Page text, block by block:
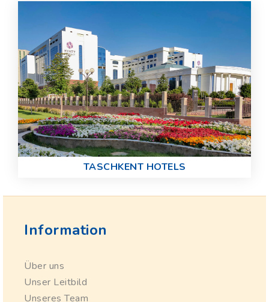
TASCHKENT HOTELS
Information
Über uns
Unser Leitbild
Unseres Team